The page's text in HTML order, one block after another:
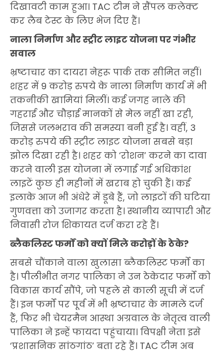
दिखावटी काम हुआ। TAC टीम ने सैंपल कलेक्ट
कर लैब टेस्ट के लिए भेज दिए हैं।
नाला निर्माण और स्ट्रीट लाइट योजना पर गंभीर
सवाल
भ्रष्टाचार का दायरा नेहरू पार्क तक सीमित नहीं।
शहर में 9 करोड़ रुपये के नाला निर्माण कार्य में भी
तकनीकी खामियां मिलीं। कई जगह नाले की
गहराई और चौड़ाई मानकों से मेल नहीं खा रही,
जिससे जलभराव की समस्या बनी हुई है। वहीं, 3
करोड़ रुपये की स्ट्रीट लाइट योजना सबसे बड़ा
झोल दिखा रही है। शहर को ‘रोशन’ करने का दावा
करने वाली इस योजना में लगाई गई अधिकांश
लाइटें कुछ ही महीनों में खराब हो चुकी हैं। कई
इलाके आज भी अंधेरे में डूबे हैं, जो लाइटों की घटिया
गुणवत्ता को उजागर करता है। स्थानीय व्यापारी और
निवासी रोज शिकायत दर्ज करा रहे हैं।
ब्लैकलिस्ट फर्मों को क्यों मिले करोड़ों के ठेके?
सबसे चौंकाने वाला खुलासा ब्लैकलिस्ट फर्मों का
है। पीलीभीत नगर पालिका ने उन ठेकेदार फर्मों को
विकास कार्य सौंपे, जो पहले से काली सूची में दर्ज
हैं। इन फर्मों पर पूर्व में भी भ्रष्टाचार के मामले दर्ज
हैं, फिर भी चेयरमैन आस्था अग्रवाल के नेतृत्व वाली
पालिका ने इन्हें फायदा पहुंचाया। विपक्षी नेता इसे
‘प्रशासनिक सांठगांठ’ बता रहे हैं। TAC टीम अब